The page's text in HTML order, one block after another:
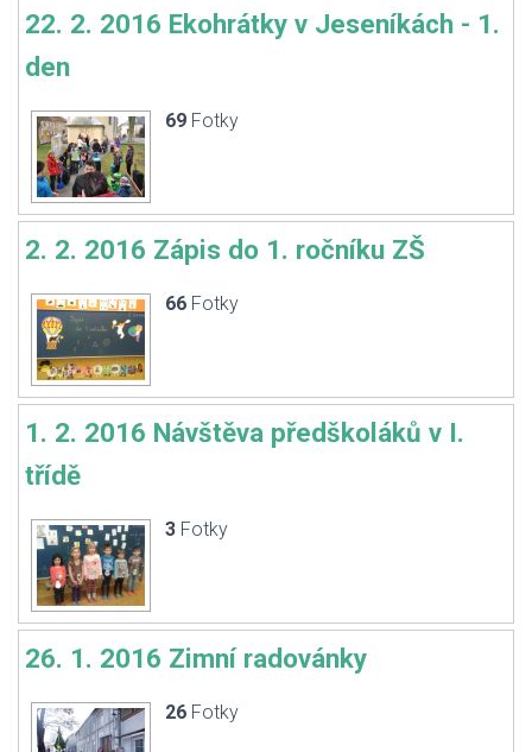
22. 2. 2016 Ekohrátky v Jeseníkách - 1.
den
69 Fotky
2. 2. 2016 Zápis do 1. ročníku ZŠ
66 Fotky
1. 2. 2016 Návštěva předškoláků v I.
třídě
3 Fotky
26. 1. 2016 Zimní radovánky
26 Fotky